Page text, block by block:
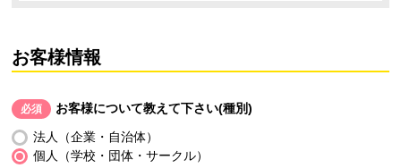
お客様情報
必須 お客様について教えて下さい(種別)
法人（企業・自治体）
個人（学校・団体・サークル）